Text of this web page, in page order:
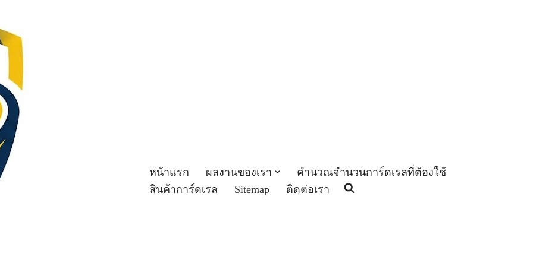
หน้าแรก ผลงานของเรา
คำนวณจำนวนการ์ดเรลที่ต้องใช้
สินค้าการ์ดเรล
Sitemap ติดต่อเรา